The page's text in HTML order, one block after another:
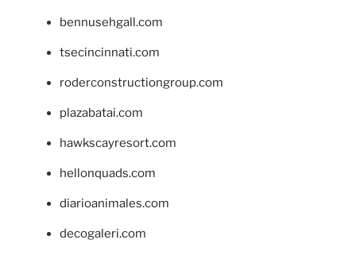
bennusehgall.com
tsecincinnati.com
roderconstructiongroup.com
plazabatai.com
hawkscayresort.com
hellonquads.com
diarioanimales.com
decogaleri.com